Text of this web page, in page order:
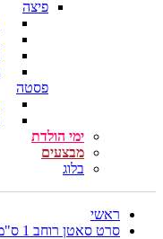
פיצה
פסטה
ימי הולדת
מבצעים
בלוג
ראשי
סרט סאטן רוחב 1 ס"מ- זהב